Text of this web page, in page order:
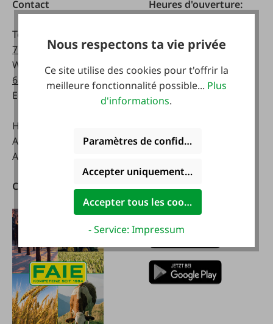
Contact
Téléphone :
716-0
WhatsApp :0043 677
63514619
Email :
Handelsstraße 9
A-4844 Regau
Autriche
Heures d'ouverture:
8 a.m. - 5 p.m
Samedi:
8 a.m. - 12 a.m.
Catalogues
Télécharger notre
application
Nous respectons ta vie privée
Ce site utilise des cookies pour t'offrir la
meilleure fonctionnalité possible... Plus
d'informations.
Paramètres de confidentialité
Accepter uniquement les cookies
Accepter tous les cookies
- Service: Impressum